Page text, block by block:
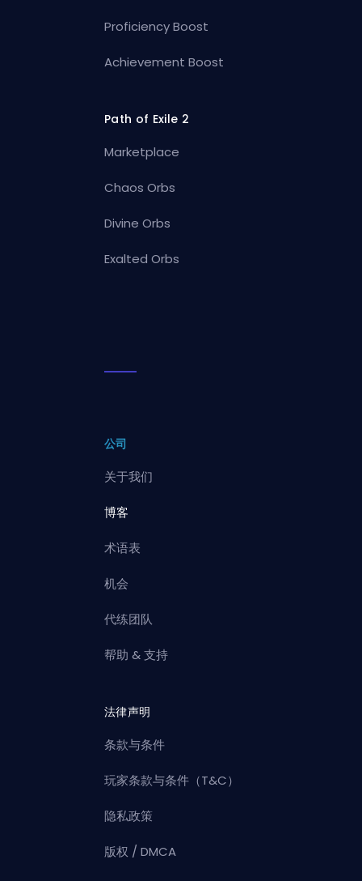
Proficiency Boost
Achievement Boost
Path of Exile 2
Marketplace
Chaos Orbs
Divine Orbs
Exalted Orbs
公司
关于我们
博客
术语表
机会
代练团队
帮助 & 支持
法律声明
条款与条件
玩家条款与条件（T&C）
隐私政策
版权 / DMCA